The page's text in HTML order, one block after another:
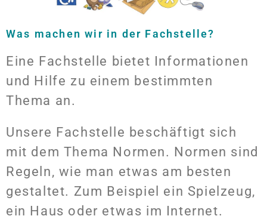
Was machen wir in der Fachstelle?
Eine Fachstelle bietet Informationen
und Hilfe zu einem bestimmten
Thema an.
Unsere Fachstelle beschäftigt sich
mit dem Thema Normen. Normen sind
Regeln, wie man etwas am besten
gestaltet. Zum Beispiel ein Spielzeug,
ein Haus oder etwas im Internet.